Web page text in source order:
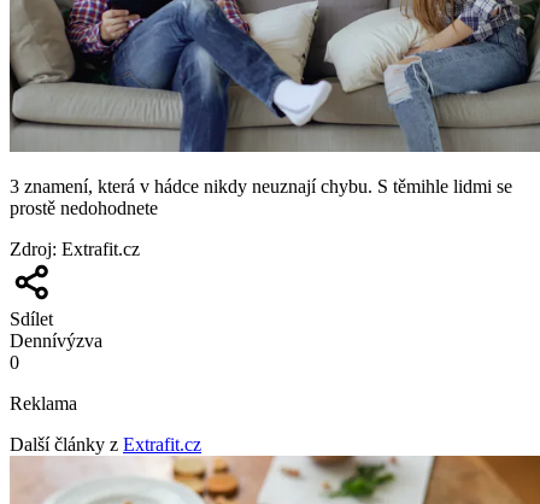
3 znamení, která v hádce nikdy neuznají chybu. S těmihle lidmi se
prostě nedohodnete
Zdroj: Extrafit.cz
Sdílet
Dennívýzva
0
Reklama
Další články z Extrafit.cz